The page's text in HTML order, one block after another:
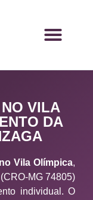
VILA
DA
Vila Olímpica,
MG 74805)
individual. O